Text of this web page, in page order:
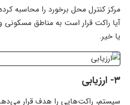
مرکز کنترل محل برخورد را محاسبه
آیا راکت قرار است به مناطق مسکونی
یا خیر.
۳- ارزیابی
سیستم، راکت‌هایی را هدف قرار